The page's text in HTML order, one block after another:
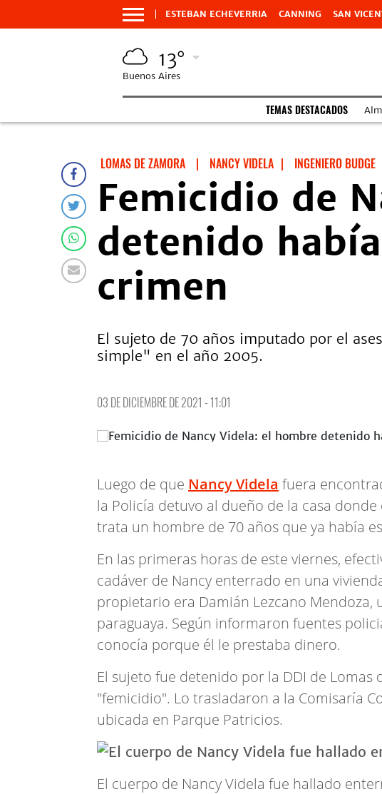
ESTEBAN ECHEVERRIA CANNING SAN
13°
Buenos Aires
TEMAS DESTACADOS
LOMAS DE ZAMORA | NANCY VIDELA | INGENIERO BUDGE
Femicidio de
detenido
crimen
El sujeto de 70 años imputado por el
simple" en el año 2005.
03 DE DICIEMBRE DE 2021 - 11:01
Luego de que Nancy Videla fuera
la Policía detuvo al dueño de la casa
trata un hombre de 70 años que ya había
En las primeras horas de este viernes,
cadáver de Nancy enterrado en una
propietario era Damián Lezcano Mendoza,
paraguaya. Según informaron fuentes
conocía porque él le prestaba dinero.
El sujeto fue detenido por la DDI de
"femicidio". Lo trasladaron a la Comisaría
ubicada en Parque Patricios.
El cuerpo de Nancy Videla fue hallado